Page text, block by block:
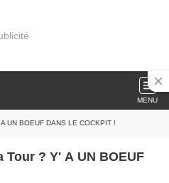
MENU
UN BOEUF DANS LE COCKPIT !
? Y' A UN BOEUF